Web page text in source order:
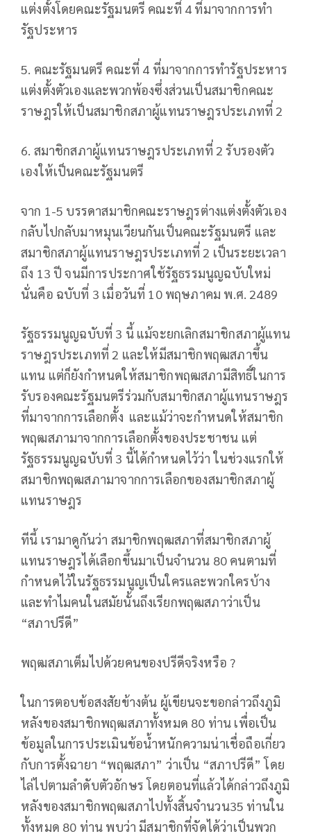
แต่งตั้งโดยคณะรัฐมนตรี คณะที่ 4 ที่มาจากการทำ
รัฐประหาร
5. คณะรัฐมนตรี คณะที่ 4 ที่มาจากการทำรัฐประหาร
แต่งตั้งตัวเองและพวกพ้องซึ่งส่วนเป็นสมาชิกคณะ
ราษฎรให้เป็นสมาชิกสภาผู้แทนราษฎรประเภทที่ 2
6. สมาชิกสภาผู้แทนราษฎรประเภทที่ 2 รับรองตัว
เองให้เป็นคณะรัฐมนตรี
จาก 1-5 บรรดาสมาชิกคณะราษฎรต่างแต่งตั้งตัวเอง
กลับไปกลับมาหมุนเวียนกันเป็นคณะรัฐมนตรี และ
สมาชิกสภาผู้แทนราษฎรประเภทที่ 2 เป็นระยะเวลา
ถึง 13 ปี จนมีการประกาศใช้รัฐธรรมนูญฉบับใหม่
นั่นคือ ฉบับที่ 3 เมื่อวันที่ 10 พฤษภาคม พ.ศ. 2489
รัฐธรรมนูญฉบับที่ 3 นี้ แม้จะยกเลิกสมาชิกสภาผู้แทน
ราษฎรประเภทที่ 2 และให้มีสมาชิกพฤฒสภาขึ้น
แทน แต่ก็ยังกำหนดให้สมาชิกพฤฒสภามีสิทธิ์ในการ
รับรองคณะรัฐมนตรีร่วมกับสมาชิกสภาผู้แทนราษฎร
ที่มาจากการเลือกตั้ง และแม้ว่าจะกำหนดให้สมาชิก
พฤฒสภามาจากการเลือกตั้งของประชาชน แต่
รัฐธรรมนูญฉบับที่ 3 นี้ได้กำหนดไว้ว่า ในช่วงแรกให้
สมาชิกพฤฒสภามาจากการเลือกของสมาชิกสภาผู้
แทนราษฎร
ทีนี้ เรามาดูกันว่า สมาชิกพฤฒสภาที่สมาชิกสภาผู้
แทนราษฎรได้เลือกขึ้นมาเป็นจำนวน 80 คนตามที่
กำหนดไว้ในรัฐธรรมนูญเป็นใครและพวกใครบ้าง
และทำไมคนในสมัยนั้นถึงเรียกพฤฒสภาว่าเป็น
“สภาปรีดี”
พฤฒสภาเต็มไปด้วยคนของปรีดีจริงหรือ ?
ในการตอบข้อสงสัยข้างต้น ผู้เขียนจะขอกล่าวถึงภูมิ
หลังของสมาชิกพฤฒสภาทั้งหมด 80 ท่าน เพื่อเป็น
ข้อมูลในการประเมินข้อน้ำหนักความน่าเชื่อถือเกี่ยว
กับการตั้งฉายา “พฤฒสภา” ว่าเป็น “สภาปรีดี” โดย
ไล่ไปตามลำดับตัวอักษร โดยตอนที่แล้วได้กล่าวถึงภูมิ
หลังของสมาชิกพฤฒสภาไปทั้งสิ้นจำนวน35 ท่านใน
ทั้งหมด 80 ท่าน พบว่า มีสมาชิกที่จัดได้ว่าเป็นพวก